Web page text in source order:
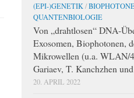
(EPI-)GENETIK /
QUANTENBIOLOGIE
Von „drahtlosen“ DNA-
Exosomen, Biophotonen,
Mikrowellen (u.a. WLAN/
Gariaev, T. Kanchzhen
20. APRIL 2022